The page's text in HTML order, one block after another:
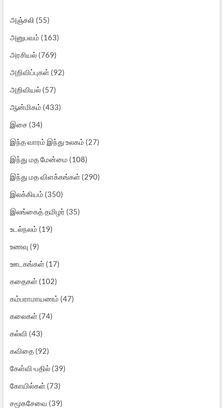
அஞ்சலி (55)
அனுபவம் (163)
அரசியல்(769)
அறிவிப்புகள்(92)
அறிவியல்(57)
ஆன்மிகம் (433)
இசை(34)
இந்த வாரம் இந்து உலகம் (27)
இந்து மத மேன்மை (108)
இந்து மத விளக்கங்கள்(290)
இலக்கியம் (350)
இலங்கைத் தமிழர் (35)
உடல்நலம் (19)
உணவு (9)
ஊடகங்கள்(17)
கதைகள்(102)
கம்பராமாயணம் (47)
கலைகள்(74)
கல்வி (43)
கவிதை(92)
கேள்வி-பதில்(39)
கோயில்கள்(73)
சமூகசேவை (39)